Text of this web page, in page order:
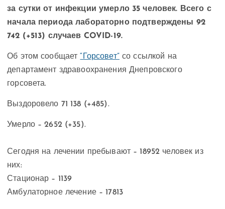
за сутки от инфекции умерло 35 человек. Всего с
начала периода лабораторно подтверждены 92
742 (+513) случаев COVID-19.
Об этом сообщает“Горсовет” со ссылкой на
департамент здравоохранения Днепровского
горсовета.
Выздоровело 71 138 (+485).
Умерло – 2652 (+35).
Сегодня на лечении пребывают – 18952 человек из
них:
Стационар – 1139
Амбулаторное лечение – 17813